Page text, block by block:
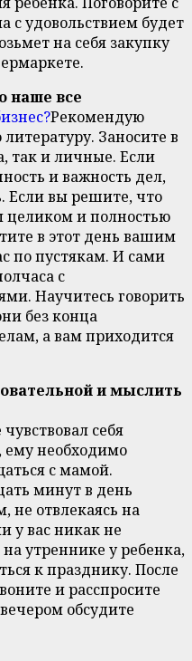
удовольствием будет
на себя закупку
наше все
Рекомендую
Заносите в
так и личные. Если
и важность дел,
Если вы решите, что
целиком и полностью
в этот день вашим
по пустякам. И сами
с
Научитесь говорить
без конца
а вам приходится
и мыслить
себя
необходимо
с мамой.
минут в день
не отвлекаясь на
у вас никак не
утреннике у ребенка,
к празднику. После
и расспросите
обсудите